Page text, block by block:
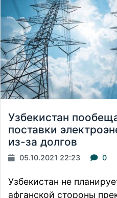
Узбекистан
поставки
из-за долгов
05.10.2021 22:23 0
Узбекистан не
афганской стороны